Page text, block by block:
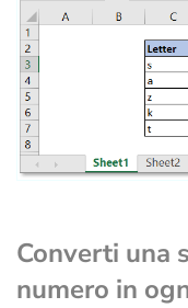
Converti una
numero in